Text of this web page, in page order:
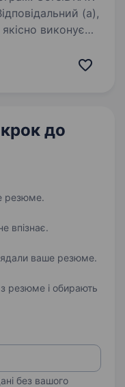
виконує
Вихідні: субота, неділя…
до
резюме.
впізнає.
ваше резюме.
резюме і обирають
без вашого